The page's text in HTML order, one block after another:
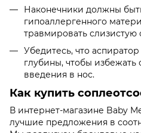
Наконечники должны
гипоаллергенного
травмировать слизистую
Убедитесь, что
глубины, чтобы
введения в нос.
Как купить
В интернет-магазине Baby
лучшие предложения в